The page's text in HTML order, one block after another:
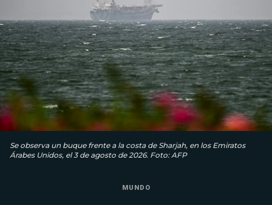
Se observa un buque frente a la costa de Sharjah, en los Emiratos
Árabes Unidos, el 3 de agosto de 2026. Foto: AFP
MUNDO